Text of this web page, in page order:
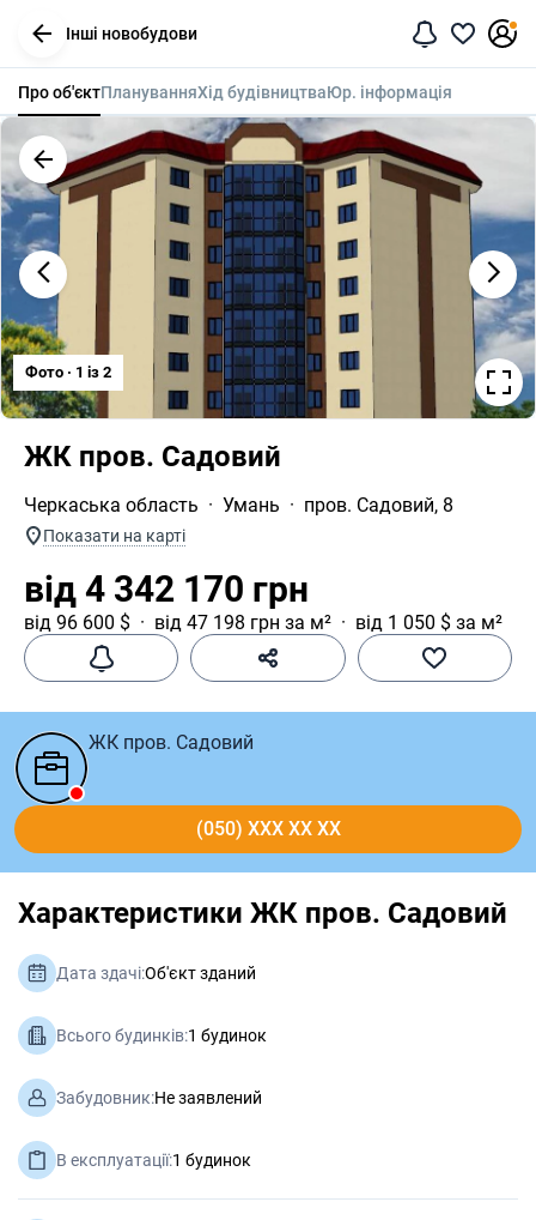
Інші новобудови
Про об'єктПлануванняХід будівництваЮр. інформація
Фото · 1 iз 2
ЖК пров. Садовий
Черкаська область Умань пров. Садовий, 8
Показати на карті
від 4 342 170 грн
від 96 600 $ від 47 198 грн за м² від 1 050 $ за м²
ЖК пров. Садовий
(050) XXX XX XX
Характеристики ЖК пров. Садовий
Дата здачі:Об'єкт зданий
Всього будинків:1 будинок
Забудовник:Не заявлений
В експлуатації:1 будинок